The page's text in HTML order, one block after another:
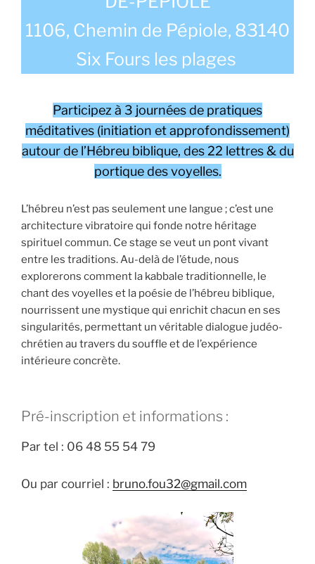
1106, Chemin de Pépiole, 83140
Six Fours les plages
Participez à 3 journées de pratiques
méditatives (initiation et approfondissement)
autour de l’Hébreu biblique, des 22 lettres & du
portique des voyelles.
L’hébreu n’est pas seulement une langue ; c’est une
architecture vibratoire qui fonde notre héritage
spirituel commun. Ce stage se veut un pont vivant
entre les traditions. Au-delà de l’étude, nous
explorerons comment la kabbale traditionnelle, le
chant des voyelles et la poésie de l’hébreu biblique,
nourrissent une mystique qui enrichit chacun en ses
singularités, permettant un véritable dialogue judéo-
chrétien au travers du souffle et de l’expérience
intérieure concrète.
Pré-inscription et informations :
Par tel : 06 48 55 54 79
Ou par courriel : bruno.fou32@gmail.com